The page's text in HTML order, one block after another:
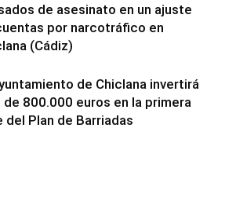
de asesinato en un ajuste
por narcotráfico en
(Cádiz)
de Chiclana invertirá
de 800.000 euros en la primera
del Plan de Barriadas